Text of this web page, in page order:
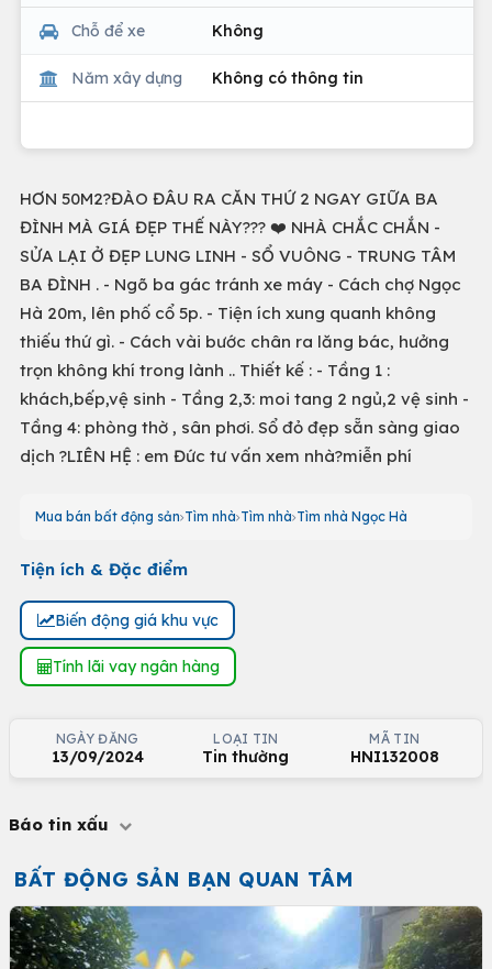
Chỗ để xe Không
Năm xây dựng Không có thông tin
HƠN 50M2?ĐÀO ĐÂU RA CĂN THỨ 2 NGAY GIỮA BA
ĐÌNH MÀ GIÁ ĐẸP THẾ NÀY??? ❤️ NHÀ CHẮC CHẮN -
SỬA LẠI Ở ĐẸP LUNG LINH - SỔ VUÔNG - TRUNG TÂM
BA ĐÌNH . - Ngõ ba gác tránh xe máy - Cách chợ Ngọc
Hà 20m, lên phố cổ 5p. - Tiện ích xung quanh không
thiếu thứ gì. - Cách vài bước chân ra lăng bác, hưởng
trọn không khí trong lành .. Thiết kế : - Tầng 1 :
khách,bếp,vệ sinh - Tầng 2,3: moi tang 2 ngủ,2 vệ sinh -
Tầng 4: phòng thờ , sân phơi. Sổ đỏ đẹp sẵn sàng giao
dịch ?LIÊN HỆ : em Đức tư vấn xem nhà?miễn phí
Mua bán bất động sản Tìm nhà Tìm nhà Tìm nhà Ngọc Hà
Tiện ích & Đặc điểm
Biến động giá khu vực
Tính lãi vay ngân hàng
NGÀY ĐĂNG
13/09/2024
LOẠI TIN
Tin thường
MÃ TIN
HNI132008
Báo tin xấu
BẤT ĐỘNG SẢN BẠN QUAN TÂM